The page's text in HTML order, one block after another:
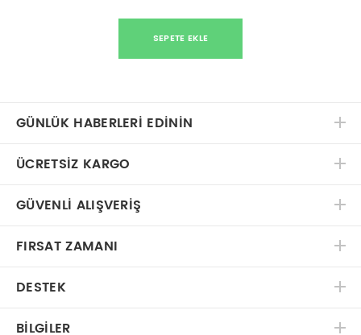
SEPETE EKLE
GÜNLÜK HABERLERİ EDİNİN
ÜCRETSIZ KARGO
GÜVENLI ALIŞVERIŞ
FIRSAT ZAMANI
DESTEK
BILGILER